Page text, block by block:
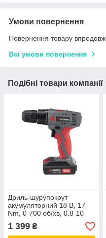
Умови повернення
Повернення товару
Всі умови повернення
Подібні товари компанії
Дриль-шурупокрут
акумуляторний 18 В, 17
Nm, 0-700 об/хв, 0.8-10
мм, Li-Ion, 1.5 Аг
INTERTOOL DT-0315
1 399 ₴